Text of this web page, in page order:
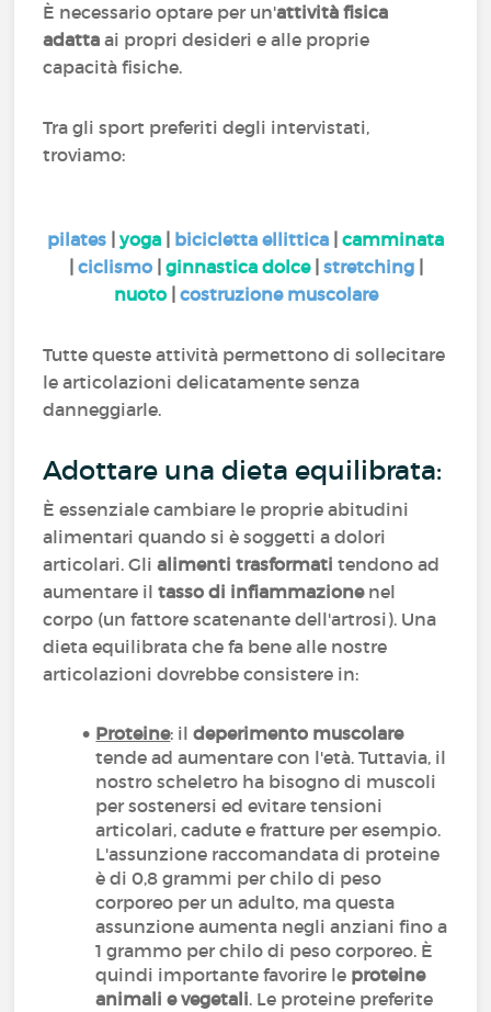
È necessario optare per un'attività fisica
adatta ai propri desideri e alle proprie
capacità fisiche.
Tra gli sport preferiti degli intervistati,
troviamo:
pilates yoga bicicletta ellittica camminata
ciclismo| ginnastica dolce| stretching|
nuoto| costruzione muscolare
Tutte queste attività permettono di sollecitare
le articolazioni delicatamente senza
danneggiarle.
Adottare una dieta equilibrata:
È essenziale cambiare le proprie abitudini
alimentari quando si è soggetti a dolori
articolari. Glialimenti trasformati tendono ad
aumentare iltasso di infiammazionenel
corpo (un fattore scatenante dell'artrosi). Una
dieta equilibrata che fa bene alle nostre
articolazioni dovrebbe consistere in:
Proteine: ildeperimento muscolare
tende ad aumentare con l'età. Tuttavia, il
nostro scheletro ha bisogno di muscoli
per sostenersi ed evitare tensioni
articolari, cadute e fratture per esempio.
L'assunzione raccomandata di proteine
è di 0,8 grammi per chilo di peso
corporeo per un adulto, ma questa
assunzione aumenta negli anziani fino a
1 grammo per chilo di peso corporeo. È
quindi importante favorire le proteine
animali e vegetali. Le proteine preferite